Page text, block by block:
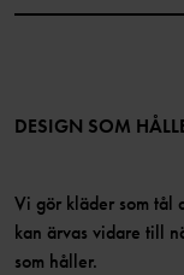
Bli medlem
DESIGN SOM
Vi gör kläder som tål
kan ärvas vidare till
som håller.